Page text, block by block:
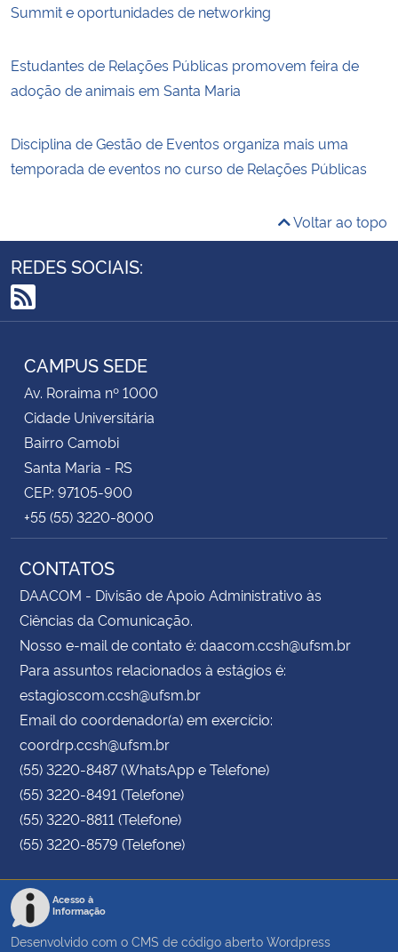
Summit e oportunidades de networking
Estudantes de Relações Públicas promovem feira de
adoção de animais em Santa Maria
Disciplina de Gestão de Eventos organiza mais uma
temporada de eventos no curso de Relações Públicas
Voltar ao topo
REDES SOCIAIS:
RSS
CAMPUS SEDE
Av. Roraima nº 1000
Cidade Universitária
Bairro Camobi
Santa Maria - RS
CEP: 97105-900
+55 (55) 3220-8000
CONTATOS
DAACOM - Divisão de Apoio Administrativo às
Ciências da Comunicação.
Nosso e-mail de contato é: daacom.ccsh@ufsm.br
Para assuntos relacionados à estágios é:
estagioscom.ccsh@ufsm.br
Email do coordenador(a) em exercício:
coordrp.ccsh@ufsm.br
(55) 3220-8487 (WhatsApp e Telefone)
(55) 3220-8491 (Telefone)
(55) 3220-8811 (Telefone)
(55) 3220-8579 (Telefone)
Acesso à
Informação
Desenvolvido com o CMS de código aberto Wordpress